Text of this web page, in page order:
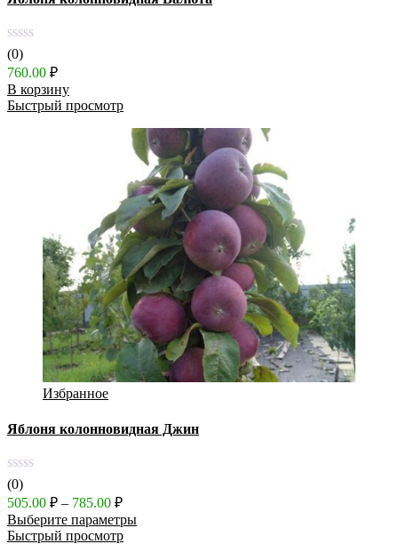
(0)
760.00 ₽
В корзину
Быстрый просмотр
Избранное
Яблоня колонновидная Джин
(0)
505.00 ₽ – 785.00 ₽Диапазон
цен:
505.00 ₽
Выберите параметры
Быстрый просмотр